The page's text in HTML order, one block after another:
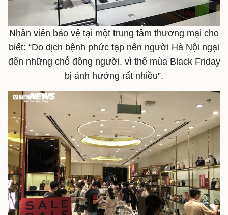
Doanh nghiệp
Thông tin doanh nghiệp
Doanh nghiệp 24h
Công nghệ
Sành điệu
Tin Công nghệ
Trải nghiệm
Chuyển đổi số
Nhân viên bảo vệ tại một trung tâm thương mại cho
biết: “Do dịch bệnh phức tạp nên người Hà Nội ngại
đến những chỗ đông người, vì thế mùa Black Friday
bị ảnh hưởng rất nhiều”.